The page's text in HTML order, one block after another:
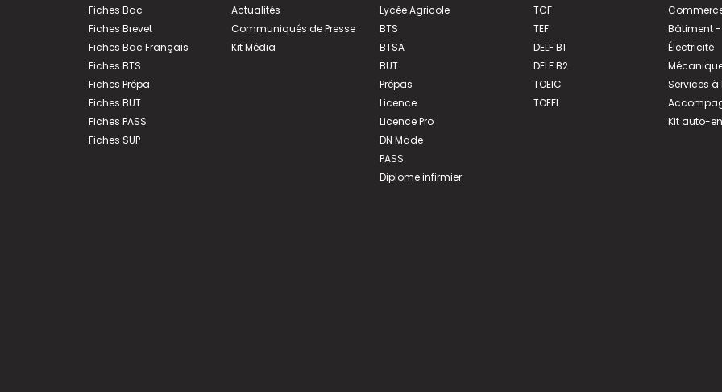
Fiches Bac
Fiches Brevet
Fiches Bac Français
Fiches BTS
Fiches Prépa
Fiches BUT
Fiches PASS
Fiches SUP
Actualités
Communiqués de Presse
Kit Média
Lycée Agricole
BTS
BTSA
BUT
Prépas
Licence
Licence Pro
DN Made
PASS
Diplome infirmier
TCF
TEF
DELF B1
DELF B2
TOEIC
TOEFL
Bâtiment
Électricité
Services
Kit auto-